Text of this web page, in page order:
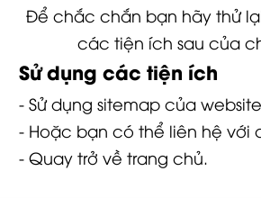
Để chắc chắn bạn hãy thử
các tiện ích sau của
Sử dụng các tiện ích
- Sử dụng sitemapcủa website
- Hoặc bạn có thể liên hệ với
- Quay trở về trang chủ.